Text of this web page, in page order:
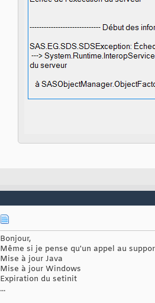
Bonjour,
Même si je pense qu'un appel au
Mise à jour Java
Mise à jour Windows
Expiration du setinit
...